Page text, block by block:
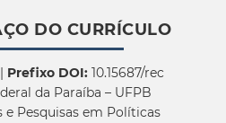
DO CURRÍCULO
Prefixo DOI:10.15687/rec
da Paraíba – UFPB
e Pesquisas em Políticas